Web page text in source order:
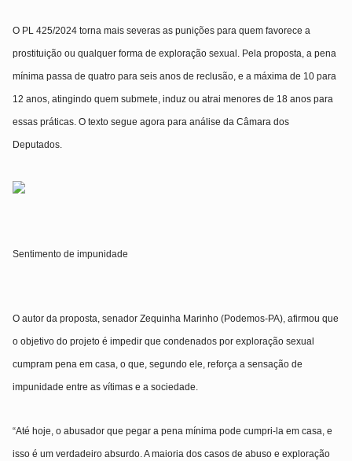
O PL 425/2024 torna mais severas as punições para quem favorece a
prostituição ou qualquer forma de exploração sexual. Pela proposta, apena
mínima passa de quatro para seis anos de reclusão, e amáxima de 10 para
12 anos, atingindo quem submete, induz ou atrai menores de 18 anos para
essas práticas. O texto segue agora para análise daCâmara dos
Deputados.
Sentimento de impunidade
O autor da proposta, senadorZequinha Marinho (Podemos-PA), afirmou que
o objetivo do projeto éimpedir que condenados por exploração sexual
cumpram pena em casa, o que, segundo ele, reforça a sensação de
impunidade entre as vítimas e a sociedade.
“Até hoje, o abusador que pegar a pena mínima pode cumpri-la em casa, e
isso é um verdadeiro absurdo. A maioria dos casos de abuso e exploração